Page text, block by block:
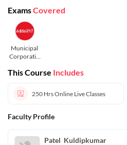
ExamsCovered
Municipal
Corporatio
This Course Includes
250 HrsOnline Live Classes
Faculty Profile
Patel  Kuldipkumar